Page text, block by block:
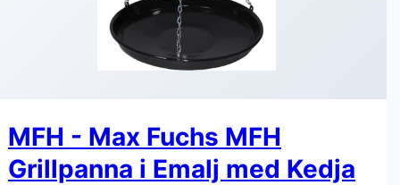
MFH - Max Fuchs MFH
Grillpanna i Emalj med Kedja